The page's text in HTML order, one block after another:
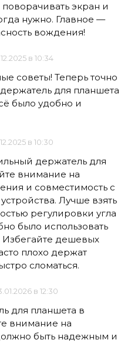
экран и
нужно. Главное —
вождения!
в 10:34
советы! Теперь точно
для планшета
было удобно и
в 10:30
держатель для
внимание на
и совместимость с
Лучше взять
регулировки угла
было использовать
Избегайте дешевых
плохо держат
сломаться.
в 12:30
для планшета в
внимание на
быть надежным и